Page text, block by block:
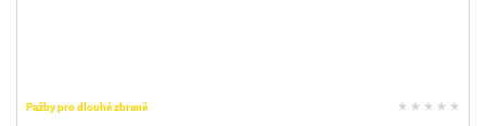
Pažby pro dlouhé zbraně